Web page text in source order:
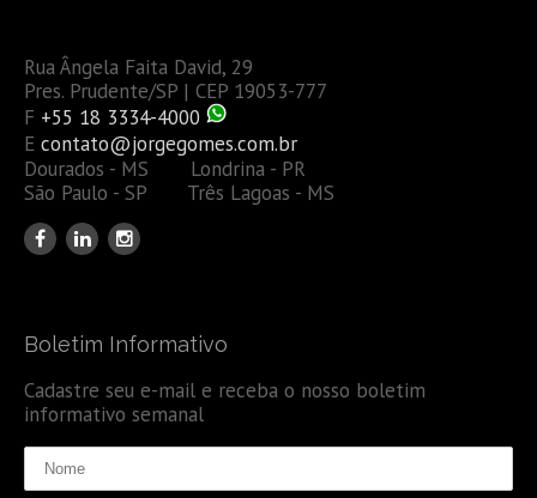
Rua Ângela Faita David, 29
Pres. Prudente/SP | CEP 19053-777
F +55 18 3334-4000
E contato@jorgegomes.com.br
Dourados - MS Londrina - PR
São Paulo - SP Três Lagoas - MS
Boletim Informativo
Cadastre seu e-mail e receba o nosso boletim
informativo semanal